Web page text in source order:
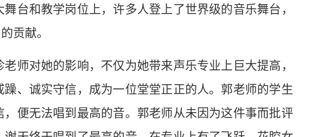
台和教学岗位上，许多人登上了世界级的音乐舞台，
贡献。
师对她的影响，不仅为她带来声乐专业上巨大提高，
、诚实守信，成为一位堂堂正正的人。郭老师的学生
便无法唱到最高的音。郭老师从未因为这件事而批评